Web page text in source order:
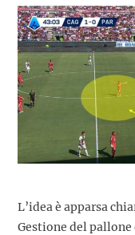
L’idea è apparsa
Gestione del